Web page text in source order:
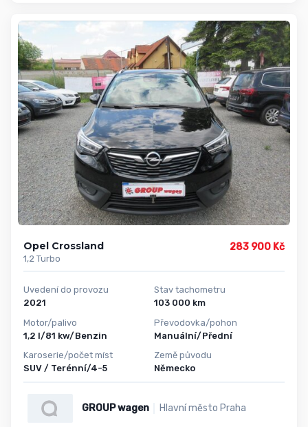
Opel Crossland
1,2 Turbo
283 900 Kč
Uvedení do provozu
2021
Motor/palivo
1,2 l/81 kw/Benzin
Karoserie/počet míst
SUV / Terénní/4-5
Stav tachometru
103 000 km
Převodovka/pohon
Manuální/Přední
Země původu
Německo
GROUP wagen Hlavní město Praha